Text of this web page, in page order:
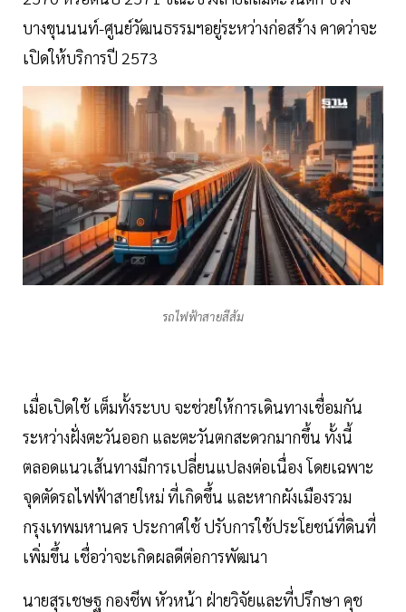
บางขุนนนท์-ศูนย์วัฒนธรรมฯอยู่ระหว่างก่อสร้าง คาดว่าจะ
เปิดให้บริการปี 2573
รถไฟฟ้าสายสีส้ม
เมื่อเปิดใช้ เต็มทั้งระบบ จะช่วยให้การเดินทางเชื่อมกัน
ระหว่างฝั่งตะวันออก และตะวันตกสะดวกมากขึ้น ทั้งนี้
ตลอดแนวเส้นทางมีการเปลี่ยนแปลงต่อเนื่อง โดยเฉพาะ
จุดตัดรถไฟฟ้าสายใหม่ ที่เกิดขึ้น และหากผังเมืองรวม
กรุงเทพมหานคร ประกาศใช้ ปรับการใช้ประโยชน์ที่ดินที่
เพิ่มขึ้น เชื่อว่าจะเกิดผลดีต่อการพัฒนา
นายสุรเชษฐ กองชีพ หัวหน้า ฝ่ายวิจัยและที่ปรึกษา คุช